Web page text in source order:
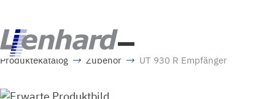
Produktekatalog Zubehör UT 930 R Empfänger